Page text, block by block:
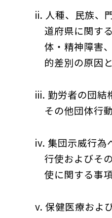
人種、民族、
道府県に関す
体・精神障害
的差別の原因
勤労者の団結
その他団体行
集団示威行為
行使およびそ
使に関する事
保健医療およ